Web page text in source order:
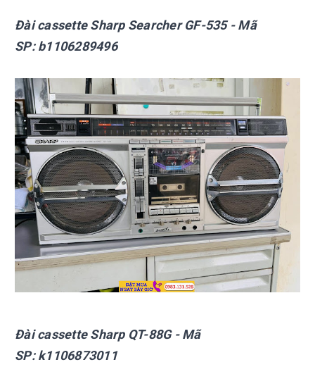
Đài cassette Sharp Searcher GF-535- Mã
SP:b1106289496
Đài cassette Sharp QT-88G- Mã
SP:k1106873011